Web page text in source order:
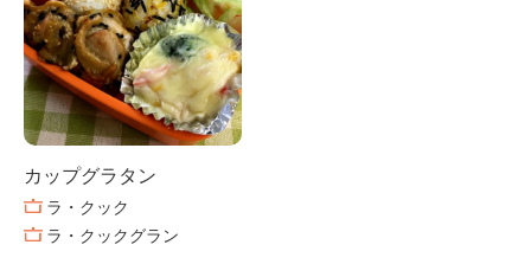
カップグラタン
ラ・クック
ラ・クックグラン